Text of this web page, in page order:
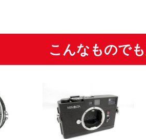
こんなものでも